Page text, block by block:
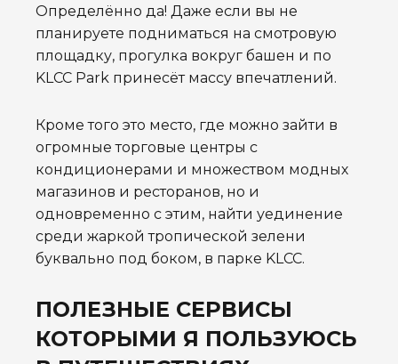
Определённо да! Даже если вы не
планируете подниматься на смотровую
площадку, прогулка вокруг башен и по
KLCC Park принесёт массу впечатлений.
Кроме того это место, где можно зайти в
огромные торговые центры с
кондиционерами и множеством модных
магазинов и ресторанов, но и
одновременно с этим, найти уединение
среди жаркой тропической зелени
буквально под боком, в парке KLCC.
ПОЛЕЗНЫЕ СЕРВИСЫ
КОТОРЫМИ Я ПОЛЬЗУЮСЬ